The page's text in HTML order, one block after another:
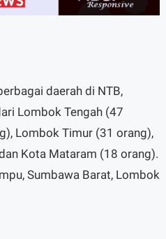
daerah di NTB,
Lombok Tengah (47
Lombok Timur (31 orang),
Kota Mataram (18 orang).
Sumbawa Barat, Lombok